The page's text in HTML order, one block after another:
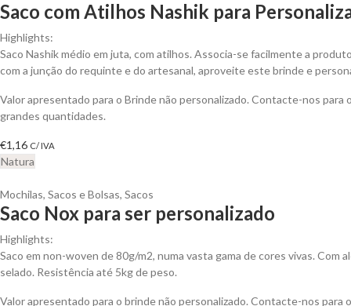
Saco com Atilhos Nashik para
Highlights:
Saco Nashik médio em juta, com atilhos. Associa-se facilmente a
com a junção do requinte e do artesanal, aproveite este brinde e
Valor apresentado para o Brinde não personalizado. Contacte-nos
grandes quantidades.
€1,16 C/ IVA
Natura
Mochilas, Sacos e Bolsas, Sacos
Saco Nox para ser personalizado
Highlights:
Saco em non-woven de 80g/m2, numa vasta gama de cores vivas.
selado. Resistência até 5kg de peso.
Valor apresentado para o brinde não personalizado. Contacte-nos para